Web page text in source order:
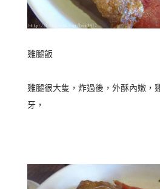
雞腿飯
雞腿很大隻，炸過後，外酥內嫩，
牙，